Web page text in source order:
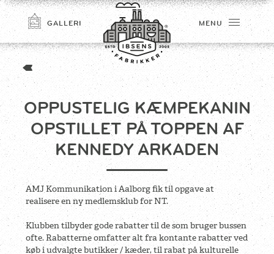
TILMELD
GALLERI MENU
OPPUSTELIG KÆMPEKANIN
OPSTILLET PÅ TOPPEN AF
KENNEDY ARKADEN
AMJ Kommunikation i Aalborg fik til opgave at
realisere en ny medlemsklub for NT.
Klubben tilbyder gode rabatter til de som bruger bussen
ofte.Rabatterne omfatter alt fra kontante rabatter ved
køb i udvalgte butikker / kæder, til rabat på kulturelle